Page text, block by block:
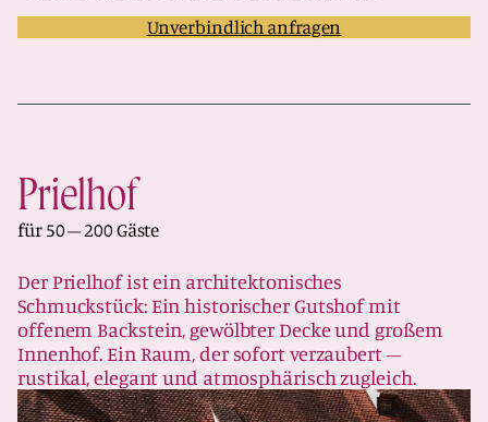
Unverbindlich anfragen
Prielhof
für 50 – 200 Gäste
Der Prielhof ist ein architektonisches
Schmuckstück: Ein historischer Gutshof mit
offenem Backstein, gewölbter Decke und großem
Innenhof. Ein Raum, der sofort verzaubert –
rustikal, elegant und atmosphärisch zugleich.